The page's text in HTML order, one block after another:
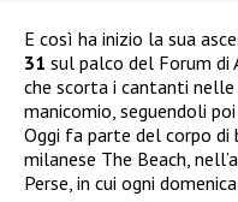
E così ha inizio la sua
31 sul palco del Forum di
che scorta i cantanti
manicomio, seguendoli
Oggi fa parte del corpo
milanese The Beach,
Perse, in cui ogni